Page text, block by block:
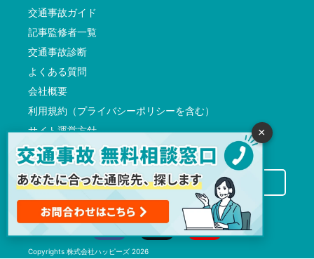
交通事故ガイド
記事監修者一覧
交通事故診断
よくある質問
会社概要
利用規約（プライバシーポリシーを含む）
サイト運営方針
反社会的勢力に対する基本方針
交通事故病院サーチに掲載希望の先生方へ
Copyrights 株式会社ハッピーズ 2026
×